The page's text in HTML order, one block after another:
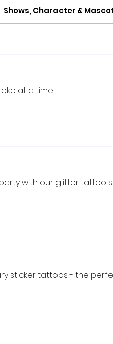
Shows, Character &
at a time
with our glitter tattoo
sticker tattoos - the